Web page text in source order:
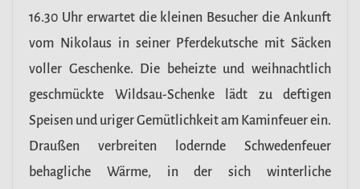
16.30 Uhr erwartet die kleinen Besucher die Ankunft
vom Nikolaus in seiner Pferdekutsche mit Säcken
voller Geschenke. Die beheizte und weihnachtlich
geschmückte Wildsau-Schenke lädt zu deftigen
Speisen und uriger Gemütlichkeit am Kaminfeuer ein.
Draußen verbreiten lodernde Schwedenfeuer
behagliche Wärme, in der sich winterliche